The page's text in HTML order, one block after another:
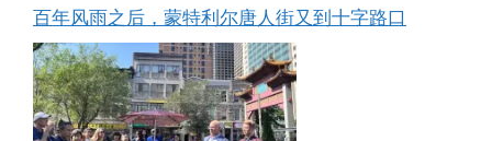
百年风雨之后，蒙特利尔唐人街又到十字路口